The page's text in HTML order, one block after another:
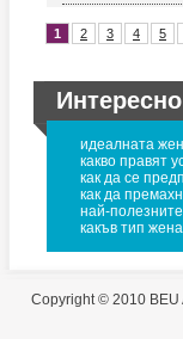
1 2 3 4 5
Интересно
идеалната
какво правят
как да се
как да
най-
какъв тип
Copyright © 2010 BEU